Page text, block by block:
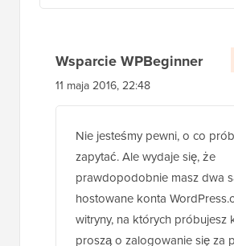
Wsparcie WPBeginner
11 maja 2016, 22:48
Nie jesteśmy pewni, o co
zapytać. Ale wydaje się, że
prawdopodobnie masz dwa
hostowane konta